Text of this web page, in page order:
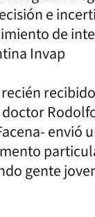
e
de
Invap
envió
gente